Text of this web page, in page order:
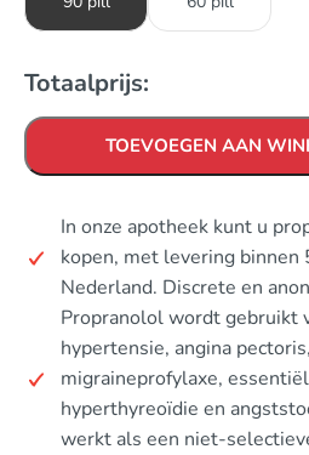
Totaalprijs:
TOEVOEGEN AAN
In onze apotheek kunt u
kopen, met levering binnen
Nederland. Discrete en
Propranolol wordt gebruikt
hypertensie, angina
migraineprofylaxe,
hyperthyreoïdie en
werkt als een niet-